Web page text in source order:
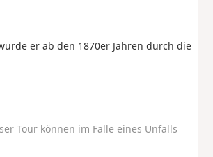
er ab den 1870er Jahren durch die
Tour können im Falle eines Unfalls